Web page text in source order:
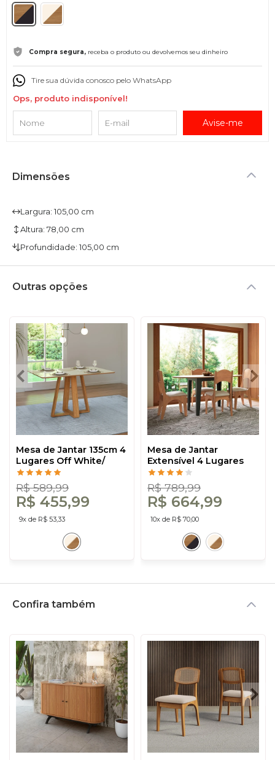
Compra segura, receba o produto ou devolvemos seu dinheiro
Tire sua dúvida conosco pelo WhatsApp
Ops, produto indisponível!
Avise-me
Dimensões
Largura: 105,00 cm
Altura: 78,00 cm
Profundidade: 105,00 cm
Outras opções
Mesa de Jantar 135cm 4
Lugares Off White/
Freijó - Dalla Costa
R$ 589,99
R$ 455,99
9x de R$ 53,33
Mesa de Jantar
Extensível 4 Lugares
Nature Freijó/Preto -
Dalla Costa
R$ 789,99
R$ 664,99
10x de R$ 70,00
Confira também